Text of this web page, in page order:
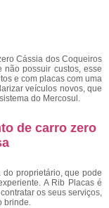
Cássia dos Coqueiros
possuir custos, esse
e com placas com uma
veículos novos, que
do Mercosul.
de carro zero
proprietário, que pode
A Rib Placas é
os seus serviços,
brinde.